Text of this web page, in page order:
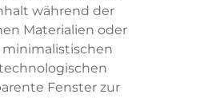
während der
Materialien oder
Fenster zur